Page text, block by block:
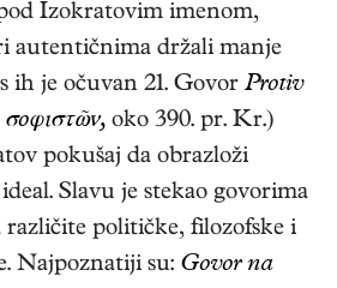
Izokratovim imenom,
autentičnima držali manje
ih je očuvan 21. Govor Protiv
oko 390. pr. Kr.)
pokušaj da obrazloži
Slavu je stekao govorima
političke, filozofske i
Najpoznatiji su: Govor na